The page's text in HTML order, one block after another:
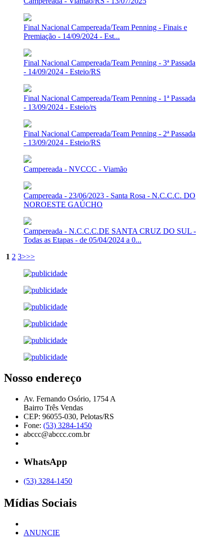
Final Nacional Campereada/Team Penning - Finais e
Premiação - 14/09/2024 - Est...
Final Nacional Campereada/Team Penning - 3ª Passada
- 14/09/2024 - Esteio/RS
Final Nacional Campereada/Team Penning - 1ª Passada
- 13/09/2024 - Esteio/rs
Final Nacional Campereada/Team Penning - 2ª Passada
- 13/09/2024 - Esteio/RS
Campereada - NVCCC - Viamão
Campereada - 23/06/2023 - Santa Rosa - N.C.C.C. DO
NOROESTE GAÚCHO
Campereada - N.C.C.C.DE SANTA CRUZ DO SUL -
Todas as Etapas - de 05/04/2024 a 0...
1 2 3>>>
Nosso endereço
Av. Fernando Osório, 1754 A
Bairro Três Vendas
CEP: 96055-030, Pelotas/RS
Fone: (53) 3284-1450
abccc@abccc.com.br
WhatsApp
(53) 3284-1450
Mídias Sociais
ANUNCIE